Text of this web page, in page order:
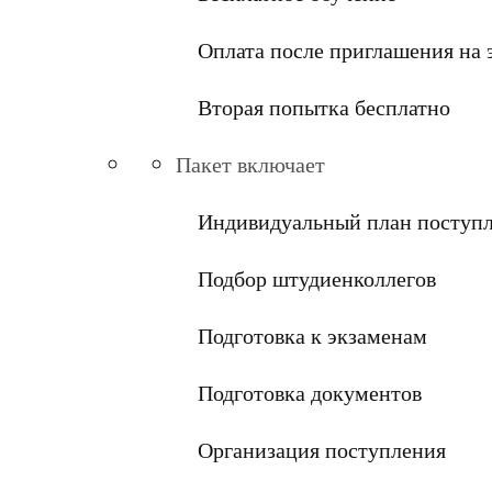
Оплата после приглашения на
Вторая попытка бесплатно
Пакет включает
Индивидуальный план
Подбор штудиенколлегов
Подготовка к экзаменам
Подготовка документов
Организация поступления